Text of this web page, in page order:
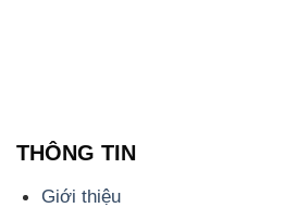
THÔNG TIN
Giới thiệu